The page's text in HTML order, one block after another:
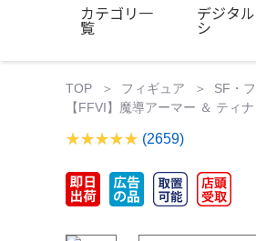
カテゴリ一
覧
デジタ
シ
TOP フィギュア
SF・
【FFVI】魔導アーマー ＆ ティ
(2659)